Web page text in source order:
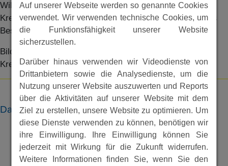
Wilhelmsgymnasiums in Kassel 1919 dort errichetet. Die
Krenesophen feierten 1952 in Spangenberg ihr 50jähriges
Bestehen.
Bilder des Denkmals sind in dem Beitrag 30 Jahre
Krenesophenstein veröffentlicht.
Dateien
Auf unserer Webseite werden so genannte Cookies
verwendet. Wir verwenden technische Cookies, um
die Funktionsfähigkeit unserer Website
sicherzustellen.
Darüber hinaus verwenden wir Videodienste von
Drittanbietern sowie die Analysedienste, um die
Nutzung unserer Website auszuwerten und Reports
über die Aktivitäten auf unserer Website mit dem
Ziel zu erstellen, unsere Website zu optimieren. Um
diese Dienste verwenden zu können, benötigen wir
ihre Einwilligung. Ihre Einwilligung können Sie
jederzeit mit Wirkung für die Zukunft widerrufen.
Weitere Informationen finden Sie, wenn Sie den